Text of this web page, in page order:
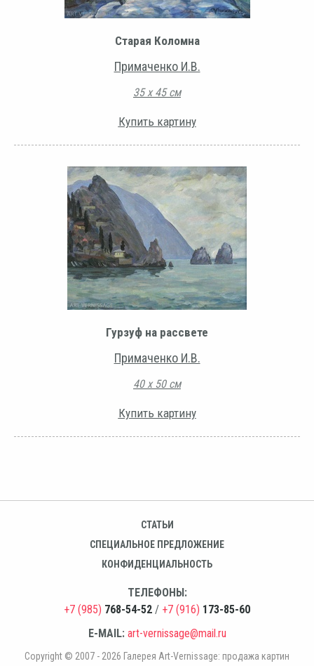
Старая Коломна
Примаченко И.В.
35 х 45 см
Купить картину
Гурзуф на рассвете
Примаченко И.В.
40 х 50 см
Купить картину
СТАТЬИ
СПЕЦИАЛЬНОЕ ПРЕДЛОЖЕНИЕ
КОНФИДЕНЦИАЛЬНОСТЬ
ТЕЛЕФОНЫ:
+7 (985) 768-54-52 / +7 (916) 173-85-60
E-MAIL: art-vernissage@mail.ru
Copyright © 2007 - 2026 Галерея Art-Vernissage: продажа картин